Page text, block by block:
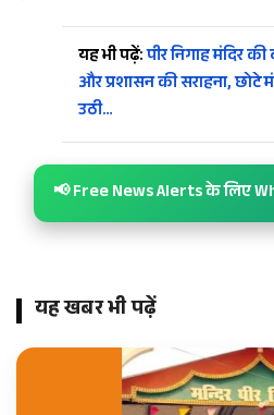
यह भी पढ़ें:पीर निगाह मंदिर
और प्रशासन की सराहना, छोटे
उठी…
📢 Free News Alerts के लिए
यह खबर भी पढ़ें